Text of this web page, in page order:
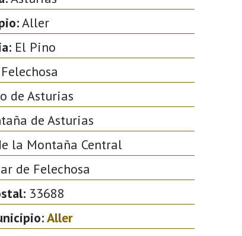
Aller
El Pino
Felechosa
de Asturias
de Asturias
la Montaña Central
de Felechosa
33688
Aller